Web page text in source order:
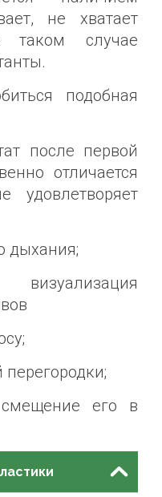
не хватает
таком случае
подобная
после первой
отличается
дыхания;
его в